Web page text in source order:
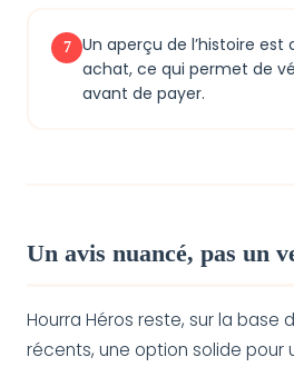
7
Un aperçu de l’histoire
achat, ce qui permet de
avant de payer.
Un avis nuancé, pas un
Hourra Héros reste, sur la base
récents, une option solide pour